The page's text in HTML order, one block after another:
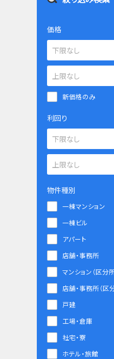
価格
新価格のみ
利回り
物件種別
一棟マンション
一棟ビル
アパート
店舗・事務所
マンション（区分
店舗・事務所（区
戸建
工場・倉庫
社宅・寮
ホテル・旅館